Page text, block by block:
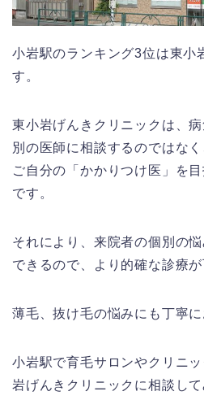
小岩駅のランキング3位は東小
す。
東小岩げんきクリニックは、
別の医師に相談するのではな
ご自分の「かかりつけ医」を
です。
それにより、来院者の個別の
できるので、より的確な診療
薄毛、抜け毛の悩みにも丁寧に
小岩駅で育毛サロンやクリニ
岩げんきクリニックに相談し